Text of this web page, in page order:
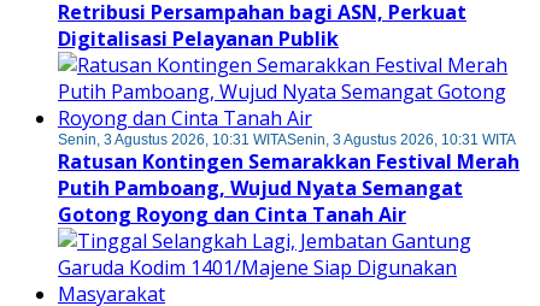
Retribusi Persampahan bagi ASN, Perkuat
Digitalisasi Pelayanan Publik
Senin, 3 Agustus 2026, 10:31 WITASenin, 3 Agustus 2026, 10:31 WITA
Ratusan Kontingen Semarakkan Festival Merah
Putih Pamboang, Wujud Nyata Semangat
Gotong Royong dan Cinta Tanah Air